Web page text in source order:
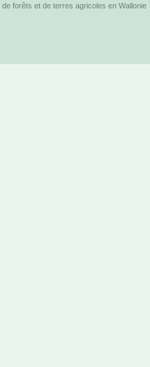
forêts et de terres agricoles en Wallonie